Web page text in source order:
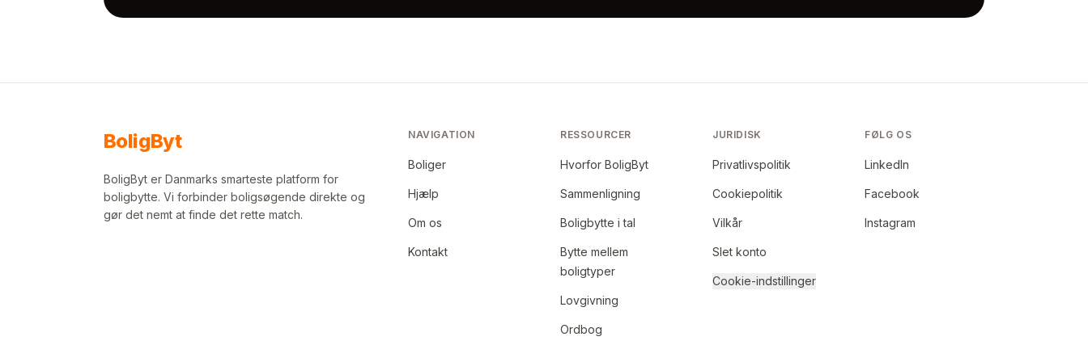
BoligByt
BoligByt er Danmarks smarteste platform for
boligbytte. Vi forbinder boligsøgende direkte og
gør det nemt at finde det rette match.
NAVIGATION
Boliger
Hjælp
Om os
Kontakt
RESSOURCER
Hvorfor BoligByt
Sammenligning
Boligbytte i tal
Bytte mellem
boligtyper
Lovgivning
Ordbog
JURIDISK
Privatlivspolitik
Cookiepolitik
Vilkår
Slet konto
Cookie-indstillinger
FØLG OS
LinkedIn
Facebook
Instagram